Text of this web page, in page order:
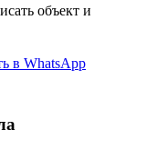
объект и
в WhatsApp